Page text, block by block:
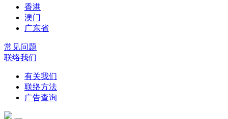
香港
澳门
广东省
常见问题
联络我们
有关我们
联络方法
广告查询